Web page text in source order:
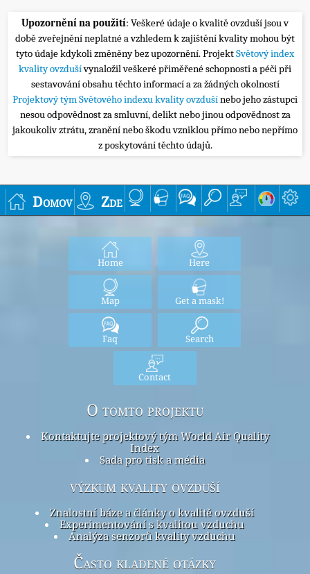
Upozornění na použití: Veškeré údaje o kvalitě ovzduší jsou v
době zveřejnění neplatné a vzhledem k zajištění kvality mohou být
tyto údaje kdykoli změněny bez upozornění. ProjektSvětový index
kvality ovzdušívynaložil veškeré přiměřené schopnosti a péči při
sestavování obsahu těchto informací a za žádných okolností
Projektový tým Světového indexu kvality ovzdušínebo jeho zástupci
nesou odpovědnost za smluvní, delikt nebo jinou odpovědnost za
jakoukoliv ztrátu, zranění nebo škodu vzniklou přímo nebo nepřímo
z poskytování těchto údajů.
Domov Zde
Home Here
Map Get a mask!
Faq Search
Contact
O tomto projektu
Kontaktujte projektový tým World Air Quality
Index
Sada pro tisk a média
výzkum kvality ovzduší
Znalostní báze a články o kvalitě ovzduší
Experimentování s kvalitou vzduchu
Analýza senzorů kvality vzduchu
Často kladené otázky